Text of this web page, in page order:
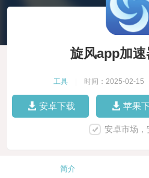
旋风app加
工具 时间：2025-02-15
安卓下载 苹果
安卓市场，
简介